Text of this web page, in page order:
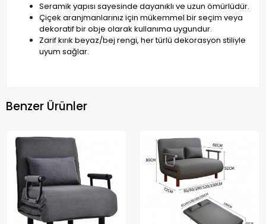
Seramik yapısı sayesinde dayanıklı ve uzun ömürlüdür.
Çiçek aranjmanlarınız için mükemmel bir seçim veya
dekoratif bir obje olarak kullanıma uygundur.
Zarif kırık beyaz/bej rengi, her türlü dekorasyon stiliyle
uyum sağlar.
Benzer Ürünler